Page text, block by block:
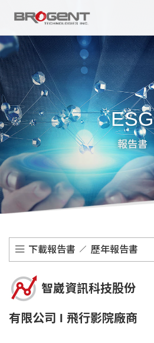
ESG
報告書
下載報告書 歷年報告書
智崴資訊科技股份
有限公司 I 飛行影院廠商